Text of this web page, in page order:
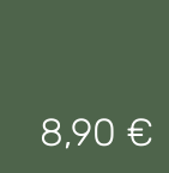
Regulärer Preis:
8,90 €